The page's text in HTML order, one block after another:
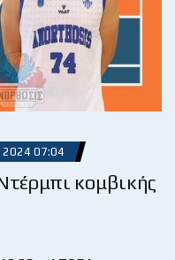
07:04
κομβικής